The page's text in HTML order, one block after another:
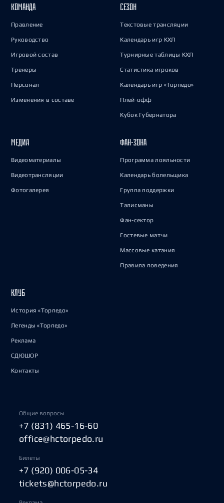
КОМАНДА
Правление
Руководство
Игровой состав
Тренеры
Персонал
Изменения в составе
СЕЗОН
Текстовые трансляции
Календарь игр КХЛ
Турнирные таблицы КХЛ
Статистика игроков
Календарь игр «Торпедо»
Плей-офф
Кубок Губернатора
МЕДИА
Видеоматериалы
Видеотрансляции
Фотогалерея
ФАН-ЗОНА
Программа лояльности
Календарь болельщика
Группа поддержки
Талисманы
Фан-сектор
Гостевые матчи
Массовые катания
Правила поведения
КЛУБ
История «Торпедо»
Легенды «Торпедо»
Реклама
СДЮШОР
Контакты
Общие вопросы
+7 (831) 465-16-60
office@hctorpedo.ru
Билеты
+7 (920) 006-05-34
tickets@hctorpedo.ru